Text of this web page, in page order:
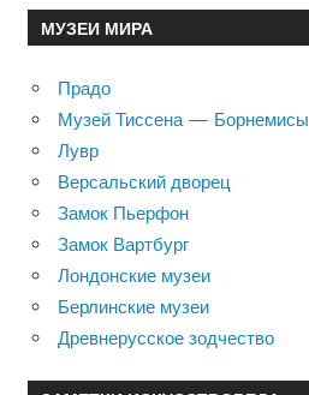
МУЗЕИ МИРА
Прадо
Музей Тиссена — Борнемисы
Лувр
Версальский дворец
Замок Пьерфон
Замок Вартбург
Лондонские музеи
Берлинские музеи
Древнерусское зодчество